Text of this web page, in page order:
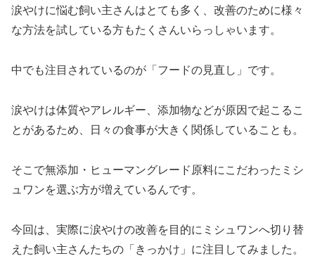
涙やけに悩む飼い主さんはとても多く、改善のために様々
な方法を試している方もたくさんいらっしゃいます。
中でも注目されているのが「フードの見直し」です。
涙やけは体質やアレルギー、添加物などが原因で起こるこ
とがあるため、日々の食事が大きく関係していることも。
そこで無添加・ヒューマングレード原料にこだわったミシ
ュワンを選ぶ方が増えているんです。
今回は、実際に涙やけの改善を目的にミシュワンへ切り替
えた飼い主さんたちの「きっかけ」に注目してみました。